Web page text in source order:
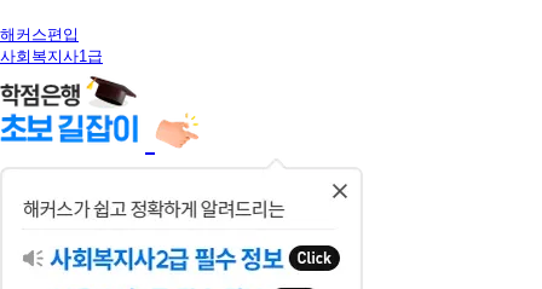
해커스편입
사회복지사1급